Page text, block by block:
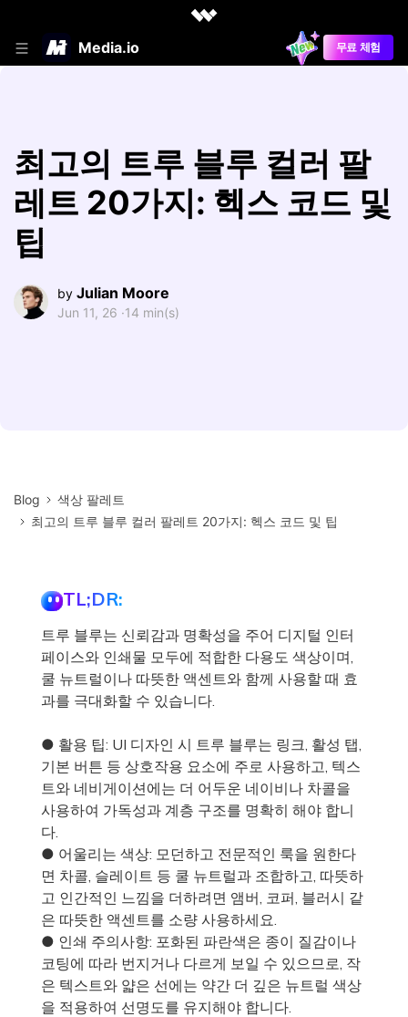
Media.io 무료 체험
최고의 트루 블루 컬러 팔
레트 20가지: 헥스 코드 및
팁
by Julian Moore
Jun 11, 26 ·14 min(s)
Blog
색상 팔레트
최고의 트루 블루 컬러 팔레트 20가지: 헥스 코드 및 팁
TL;DR:
트루 블루는 신뢰감과 명확성을 주어 디지털 인터
페이스와 인쇄물 모두에 적합한 다용도 색상이며,
쿨 뉴트럴이나 따뜻한 액센트와 함께 사용할 때 효
과를 극대화할 수 있습니다.
● 활용 팁: UI 디자인 시 트루 블루는 링크, 활성 탭,
기본 버튼 등 상호작용 요소에 주로 사용하고, 텍스
트와 네비게이션에는 더 어두운 네이비나 차콜을
사용하여 가독성과 계층 구조를 명확히 해야 합니
다.
● 어울리는 색상: 모던하고 전문적인 룩을 원한다
면 차콜, 슬레이트 등 쿨 뉴트럴과 조합하고, 따뜻하
고 인간적인 느낌을 더하려면 앰버, 코퍼, 블러시 같
은 따뜻한 액센트를 소량 사용하세요.
● 인쇄 주의사항: 포화된 파란색은 종이 질감이나
코팅에 따라 번지거나 다르게 보일 수 있으므로, 작
은 텍스트와 얇은 선에는 약간 더 깊은 뉴트럴 색상
을 적용하여 선명도를 유지해야 합니다.